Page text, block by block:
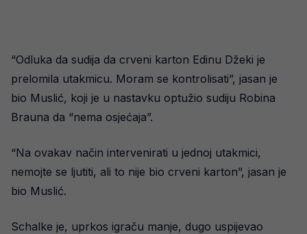
“Odluka da sudija da crveni karton Edinu Džeki je
prelomila utakmicu. Moram se kontrolisati”, jasan je
bio Muslić, koji je u nastavku optužio sudiju Robina
Brauna da “nema osjećaja”.
“Na ovakav način intervenirati u jednoj utakmici,
nemojte se ljutiti, ali to nije bio crveni karton”, jasan je
bio Muslić.
Schalke je, uprkos igraču manje, dugo uspijevao